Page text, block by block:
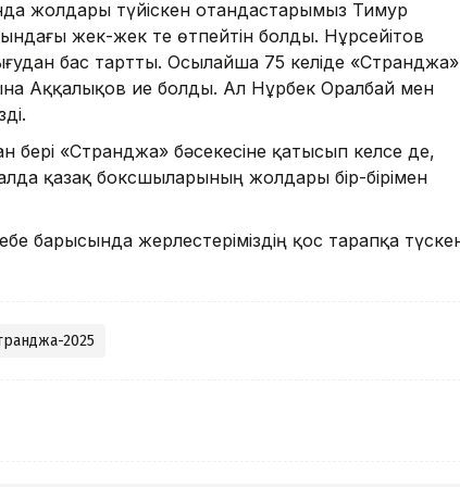
жолдары түйіскен отандастарымыз Тимур
жек-жек те өтпейтін болды. Нұрсейітов
бас тартты. Осылайша 75 келіде «Странджа»
Аққалықов ие болды. Ал Нұрбек Оралбай мен
«Странджа» бәсекесіне қатысып келсе де,
қазақ боксшыларының жолдары бір-бірімен
жерлестеріміздің қос тарапқа
2025